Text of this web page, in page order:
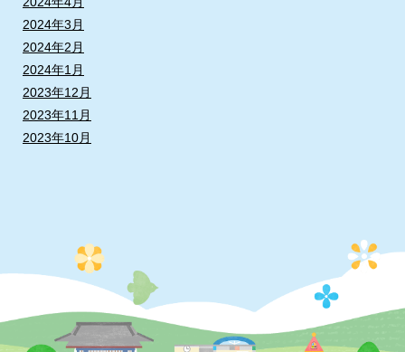
2024年3月
2024年2月
2024年1月
2023年12月
2023年11月
2023年10月